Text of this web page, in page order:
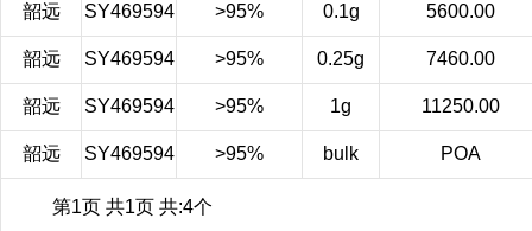
韶远 SY469594 >95% 0.1g 5600.00
韶远 SY469594 >95% 0.25g 7460.00
韶远 SY469594 >95% 1g 11250.00
韶远 SY469594 >95% bulk POA
第1页 共1页 共:4个